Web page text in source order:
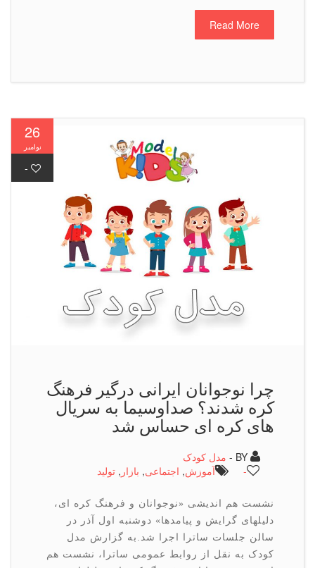
Read More
چرا نوجوانان ایرانی درگیر فرهنگ
كره شدند؟ صداوسیما به سریال
های کره ای حساس شد
مدل کودک
آموزش,اجتماعی ,بازار,تولید
نشست هم اندیشی «نوجوانان و فرهنگ کره ای،
دلیلهای گرایش و پیامدها» دوشنبه اول آذر در
سالن جلسات ساترا اجرا شد.به گزارش مدل
کودک به نقل از روابط عمومی ساترا، نشست هم